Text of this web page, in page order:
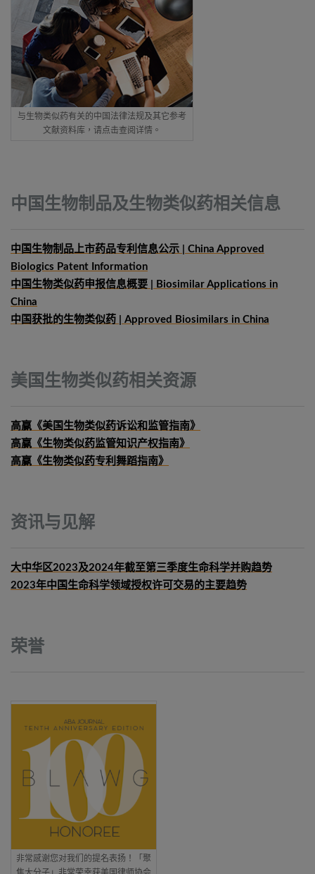
与生物类似药有关的中国法律法规及其它参考
文献资料库，请点击查阅详情。
中国生物制品及生物类似药相关信息
中国生物制品上市药品专利信息公示 | China Approved
Biologics Patent Information
中国生物类似药申报信息概要 | Biosimilar Applications in
China
中国获批的生物类似药 | Approved Biosimilars in China
美国生物类似药相关资源
高赢《美国生物类似药诉讼和监管指南》
高赢《生物类似药监管知识产权指南》
高赢《生物类似药专利舞蹈指南》
资讯与见解
大中华区2023及2024年截至第三季度生命科学并购趋势
2023年中国生命科学领域授权许可交易的主要趋势
荣誉
非常感谢您对我们的提名表扬！「聚